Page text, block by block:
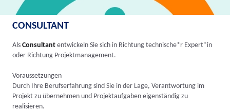
CONSULTANT
Als Consultant entwickeln Sie sich in Richtung technische*r Expert*in
oder Richtung Projektmanagement.
Voraussetzungen
Durch Ihre Berufserfahrung sind Sie in der Lage, Verantwortung im
Projekt zu übernehmen und Projektaufgaben eigenständig zu
realisieren.